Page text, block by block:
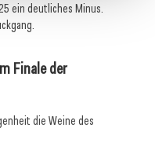
ein deutliches Minus.
Finale der
die Weine des